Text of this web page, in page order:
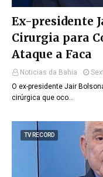
Ex-presidente
Cirurgia para
Ataque a Faca
Noticias da Bahia
O ex-presidente Jair
cirúrgica que oco…
TV RECORD